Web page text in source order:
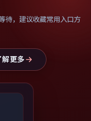
待，建议收藏常用入口方
解更多